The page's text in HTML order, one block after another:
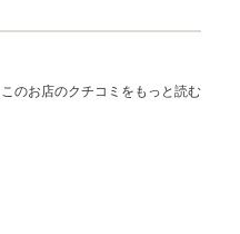
このお店のクチコミをもっと読む